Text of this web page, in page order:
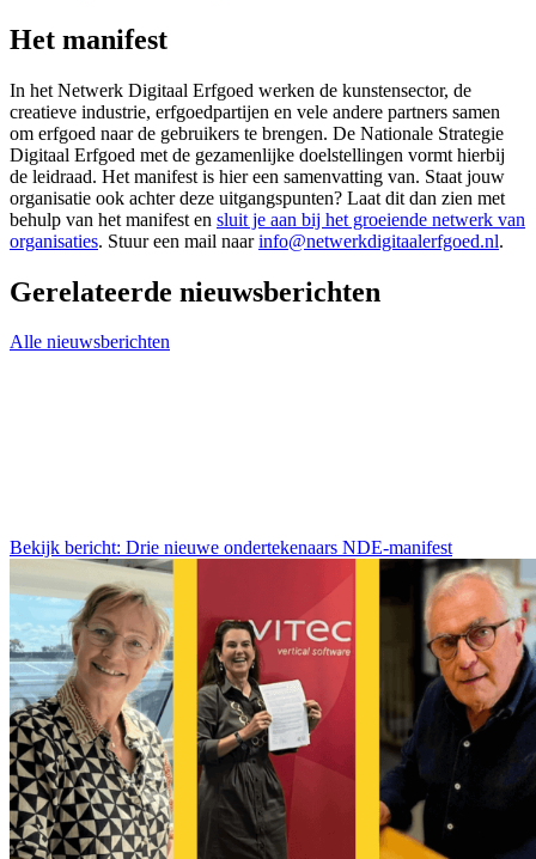
Het manifest
In het Netwerk Digitaal Erfgoed werken de kunstensector, de
creatieve industrie, erfgoedpartijen en vele andere partners samen
om erfgoed naar de gebruikers te brengen. De Nationale Strategie
Digitaal Erfgoed met de gezamenlijke doelstellingen vormt hierbij
de leidraad. Het manifest is hier een samenvatting van. Staat jouw
organisatie ook achter deze uitgangspunten? Laat dit dan zien met
behulp van het manifest en sluit je aan bij het groeiende netwerk van
organisaties. Stuur een mail naarinfo@netwerkdigitaalerfgoed.nl.
Gerelateerde nieuwsberichten
Alle nieuwsberichten
Bekijk bericht: Drie nieuwe ondertekenaars NDE-manifest